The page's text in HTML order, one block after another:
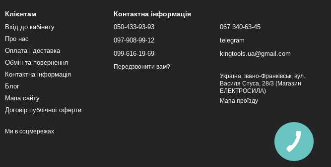
Клієнтам
Вхід до кабінету
Про нас
Оплата і доставка
Обмін та повернення
Контактна інформація
Блог
Мапа сайту
Договір публічної оферти
Ми в соцмережах
Контактна інформація
050-433-93-93
097-908-99-12
099-616-19-69
Передзвонити вам?
067 340-63-45
telegram
kingtools.ua@gmail.com
Україна, Івано-Франківськ, вул.
Василя Стуса, 28/3 (Магазин
ЕЛЕКТРОСИЛА)
Мапа проїзду